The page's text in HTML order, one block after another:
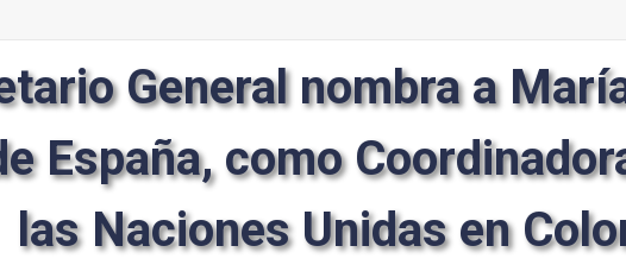
General nombra a
España, como
las Naciones Unidas en